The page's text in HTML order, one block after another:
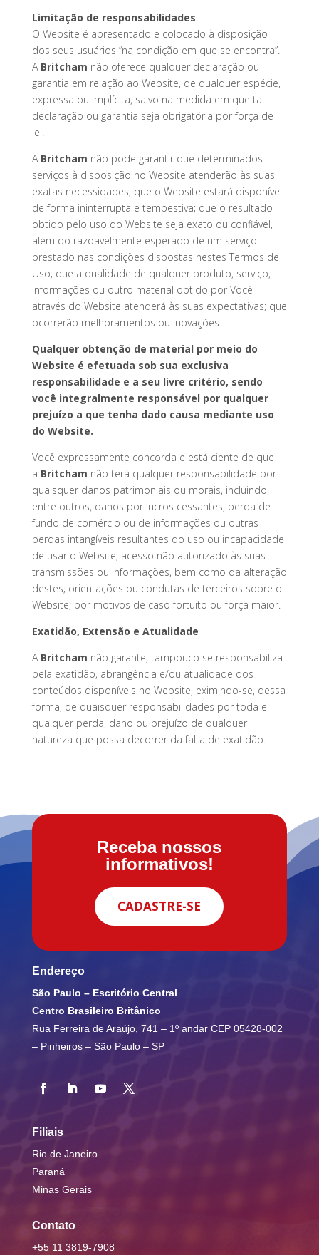
Limitação de responsabilidades
O Website é apresentado e colocado à disposição
dos seus usuários “na condição em que se encontra”.
A Britcham não oferece qualquer declaração ou
garantia em relação ao Website, de qualquer espécie,
expressa ou implícita, salvo na medida em que tal
declaração ou garantia seja obrigatória por força de
lei.
A Britcham não pode garantir que determinados
serviços à disposição no Website atenderão às suas
exatas necessidades; que o Website estará disponível
de forma ininterrupta e tempestiva; que o resultado
obtido pelo uso do Website seja exato ou confiável,
além do razoavelmente esperado de um serviço
prestado nas condições dispostas nestes Termos de
Uso; que a qualidade de qualquer produto, serviço,
informações ou outro material obtido por Você
através do Website atenderá às suas expectativas; que
ocorrerão melhoramentos ou inovações.
Qualquer obtenção de material por meio do
Website é efetuada sob sua exclusiva
responsabilidade e a seu livre critério, sendo
você integralmente responsável por qualquer
prejuízo a que tenha dado causa mediante uso
do Website.
Você expressamente concorda e está ciente de que
a Britcham não terá qualquer responsabilidade por
quaisquer danos patrimoniais ou morais, incluindo,
entre outros, danos por lucros cessantes, perda de
fundo de comércio ou de informações ou outras
perdas intangíveis resultantes do uso ou incapacidade
de usar o Website; acesso não autorizado às suas
transmissões ou informações, bem como da alteração
destes; orientações ou condutas de terceiros sobre o
Website; por motivos de caso fortuito ou força maior.
Exatidão, Extensão e Atualidade
A Britcham não garante, tampouco se responsabiliza
pela exatidão, abrangência e/ou atualidade dos
conteúdos disponíveis no Website, eximindo-se, dessa
forma, de quaisquer responsabilidades por toda e
qualquer perda, dano ou prejuízo de qualquer
natureza que possa decorrer da falta de exatidão.
Receba nossos
informativos!
CADASTRE-SE
Endereço
São Paulo – Escritório Central
Centro Brasileiro Britânico
Rua Ferreira de Araújo, 741 – 1º andar CEP 05428-002
– Pinheiros – São Paulo – SP
Filiais
Rio de Janeiro
Paraná
Minas Gerais
Contato
+55 11 3819-7908